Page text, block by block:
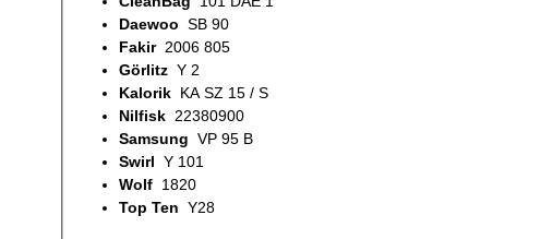
Daewoo SB 90
Fakir2006 805
GörlitzY 2
KalorikKA SZ 15 / S
Nilfisk22380900
Samsung VP 95 B
Swirl Y 101
Wolf1820
Top Ten Y28